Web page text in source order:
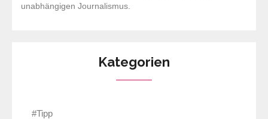
unabhängigen Journalismus.
Kategorien
#Tipp